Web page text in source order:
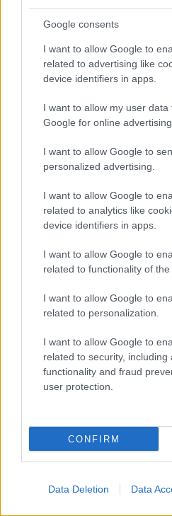
Google consents
I want to allow Google to
related to advertising like
device identifiers in apps.
I want to allow my user data
Google for online
I want to allow Google to
personalized advertising.
I want to allow Google to
related to analytics like
device identifiers in apps.
I want to allow Google to
related to functionality of the
I want to allow Google to
related to personalization.
I want to allow Google to
related to security, including
functionality and fraud
user protection.
CONFIRM
Data Deletion Data
Salvini attacca la Cina.
lo sviluppo africano gli
propaganda?
G-20. Trump sospende